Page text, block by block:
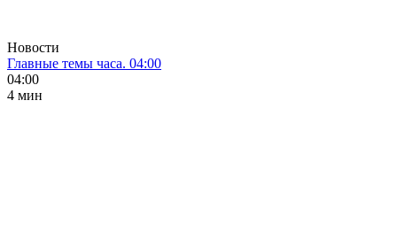
Новости
Главные темы часа. 04:00
04:00
4 мин